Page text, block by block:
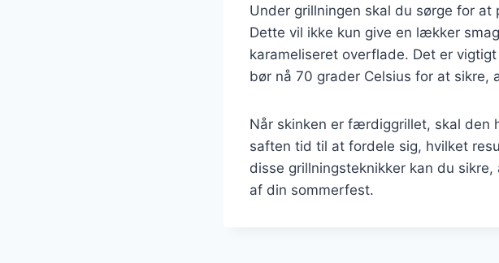
Under grillningen skal du sørge for
Dette vil ikke kun give en lækker
karameliseret overflade. Det er
bør nå 70 grader Celsius for at sikre,
Når skinken er færdiggrillet, skal den
saften tid til at fordele sig, hvilket
disse grillningsteknikker kan du
af din sommerfest.